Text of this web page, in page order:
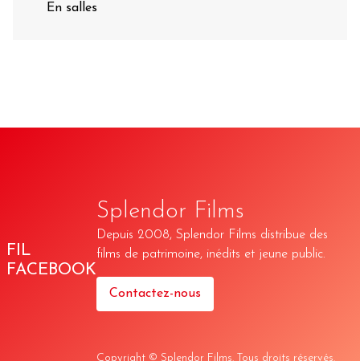
En salles
FIL
FACEBOOK
Splendor Films
Depuis 2008, Splendor Films distribue des
films de patrimoine, inédits et jeune public.
Contactez-nous
Copyright © Splendor Films. Tous droits réservés.